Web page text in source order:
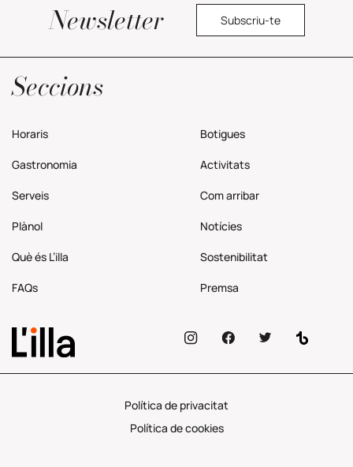
Newsletter Subscriu-te
Seccions
Horaris Botigues
Gastronomia Activitats
Serveis Comarribar
Plànol Notícies
Què és L’illa Sostenibilitat
FAQs Premsa
Política de privacitat
Política de cookies